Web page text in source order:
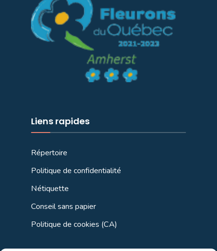
Liens rapides
Répertoire
Politique de confidentialité
Nétiquette
Conseil sans papier
Politique de cookies (CA)